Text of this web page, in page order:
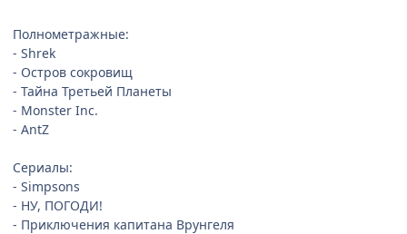
Полнометражные:
- Shrek
- Остров сокровищ
- Тайна Третьей Планеты
- Monster Inc.
- AntZ
Сериалы:
- Simpsons
- НУ, ПОГОДИ!
- Приключения капитана Врунгеля